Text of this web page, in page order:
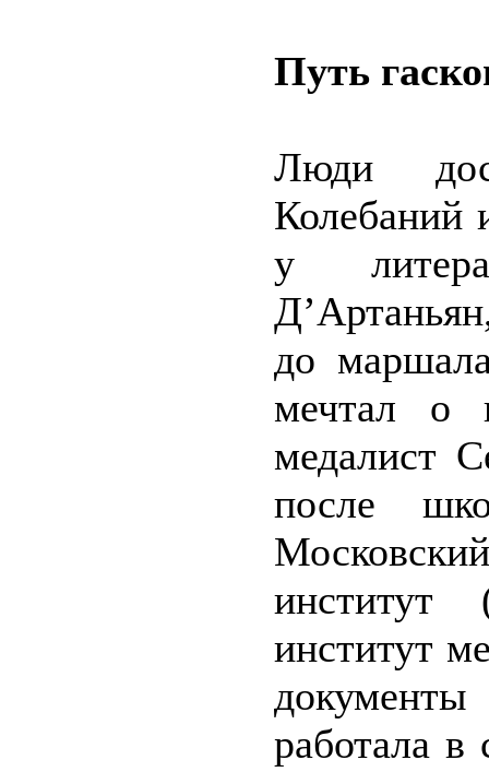
Путь
Люди
Колебаний
у
до
мечтал о
медалист
после
институт
документы
работала в